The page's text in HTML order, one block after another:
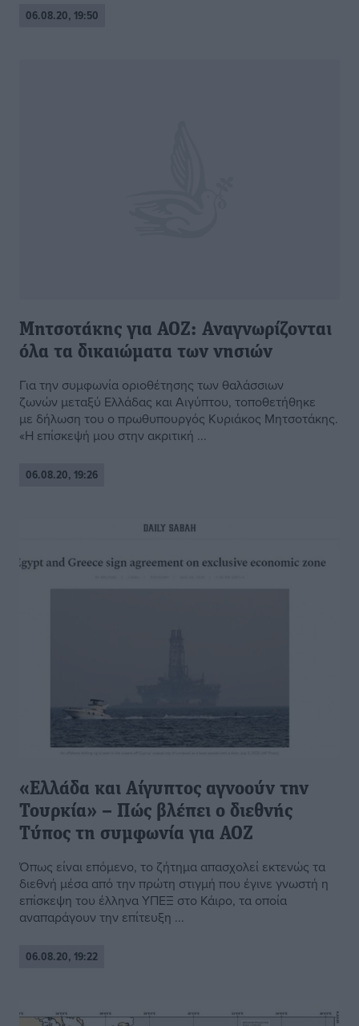
06.08.20, 19:50
Μητσοτάκης για ΑΟΖ: Αναγνωρίζονται
όλα τα δικαιώματα των νησιών
Για την συμφωνία οριοθέτησης των θαλάσσιων
ζωνών μεταξύ Ελλάδας και Αιγύπτου, τοποθετήθηκε
με δήλωση του ο πρωθυπουργός Κυριάκος Μητσοτάκης.
«Η επίσκεψή μου στην ακριτική ...
06.08.20, 19:26
«Ελλάδα και Αίγυπτος αγνοούν την
Τουρκία» – Πώς βλέπει ο διεθνής
Τύπος τη συμφωνία για ΑΟΖ
Όπως είναι επόμενο, το ζήτημα απασχολεί εκτενώς τα
διεθνή μέσα από την πρώτη στιγμή που έγινε γνωστή η
επίσκεψη του έλληνα ΥΠΕΞ στο Κάιρο, τα οποία
αναπαράγουν την επίτευξη ...
06.08.20, 19:22